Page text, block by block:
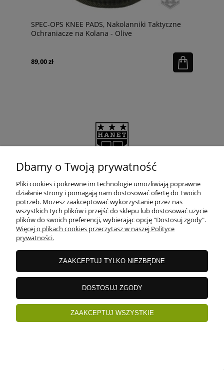
SPEC-OPS KNEE PADS, Nakolanniki Taktyczne
Ochraniacze na Kolana - Olive
89,00 zł
Potrzebujesz pomocy? Zadzwoń!
+48 505 600 770
+48 505 700 770
adres:
ul. Nakielska 266 85-391 Bydgoszcz
INFORMACJE
DOSTAWA I PŁATNOŚCI
Dbamy o Twoją prywatność
Pliki cookies i pokrewne im technologie umożliwiają poprawne
działanie strony i pomagają nam dostosować ofertę do Twoich
potrzeb. Możesz zaakceptować wykorzystanie przez nas
wszystkich tych plików i przejść do sklepu lub dostosować użycie
plików do swoich preferencji, wybierając opcję "Dostosuj zgody".
Więcej o plikach cookies przeczytasz w naszej Polityce
prywatności.
ZAAKCEPTUJ TYLKO NIEZBĘDNE
DOSTOSUJ ZGODY
ZAAKCEPTUJ WSZYSTKIE